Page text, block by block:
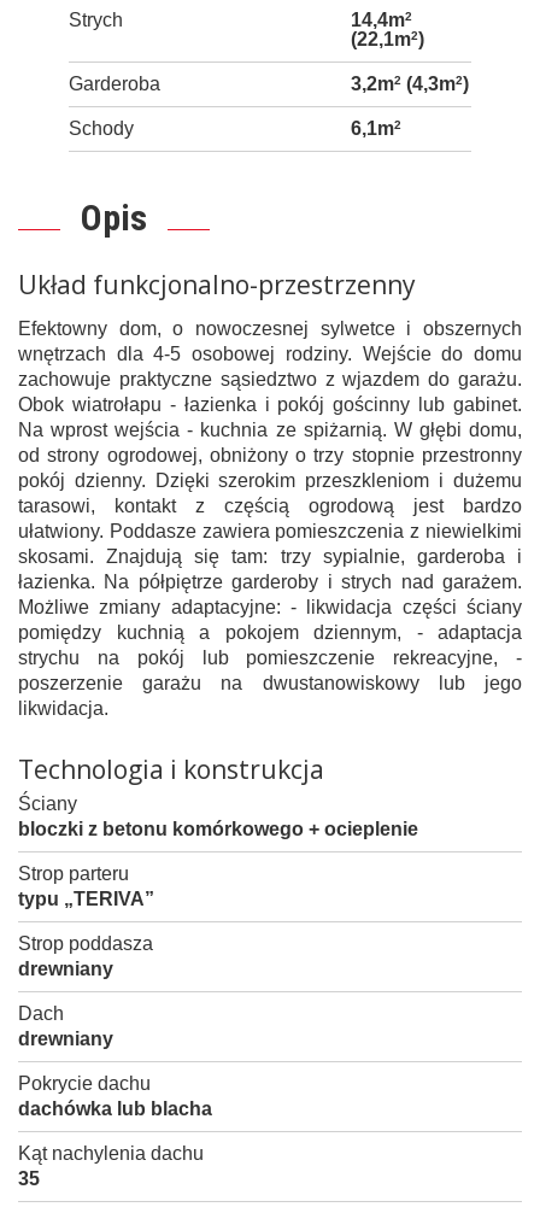
Strych 14,4m2
(22,1m2)
Garderoba 3,2m2(4,3m2)
Schody 6,1m2
Opis
Układ funkcjonalno-przestrzenny
Efektowny dom, o nowoczesnej sylwetce i obszernych
wnętrzach dla 4-5 osobowej rodziny. Wejście do domu
zachowuje praktyczne sąsiedztwo z wjazdem do garażu.
Obok wiatrołapu - łazienka i pokój gościnny lub gabinet.
Na wprost wejścia - kuchnia ze spiżarnią. W głębi domu,
od strony ogrodowej, obniżony o trzy stopnie przestronny
pokój dzienny. Dzięki szerokim przeszkleniom i dużemu
tarasowi, kontakt z częścią ogrodową jest bardzo
ułatwiony. Poddasze zawiera pomieszczenia z niewielkimi
skosami. Znajdują się tam: trzy sypialnie, garderoba i
łazienka. Na półpiętrze garderoby i strych nad garażem.
Możliwe zmiany adaptacyjne: - likwidacja części ściany
pomiędzy kuchnią a pokojem dziennym, - adaptacja
strychu na pokój lub pomieszczenie rekreacyjne, -
poszerzenie garażu na dwustanowiskowy lub jego
likwidacja.
Technologia i konstrukcja
Ściany
bloczki z betonu komórkowego + ocieplenie
Strop parteru
typu „TERIVA”
Strop poddasza
drewniany
Dach
drewniany
Pokrycie dachu
dachówka lub blacha
Kąt nachylenia dachu
35